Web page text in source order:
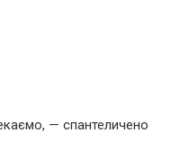
— спантеличено